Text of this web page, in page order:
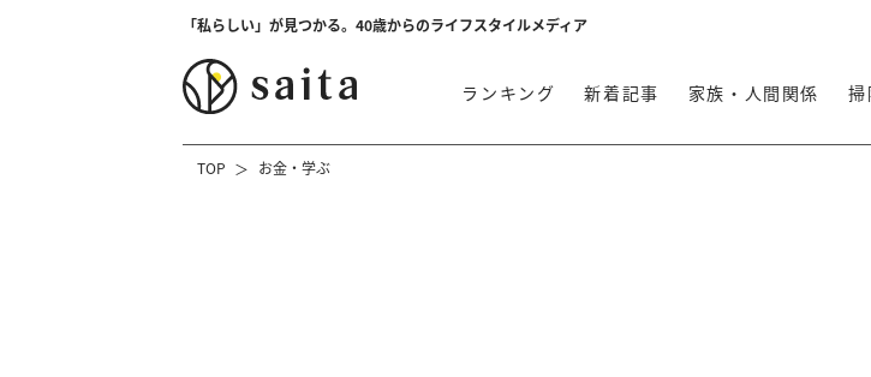
「私らしい」が見つかる。40歳からのライフスタイルメディア
ランキング 新着記事 家族・人間関係 掃
TOP お金・学ぶ